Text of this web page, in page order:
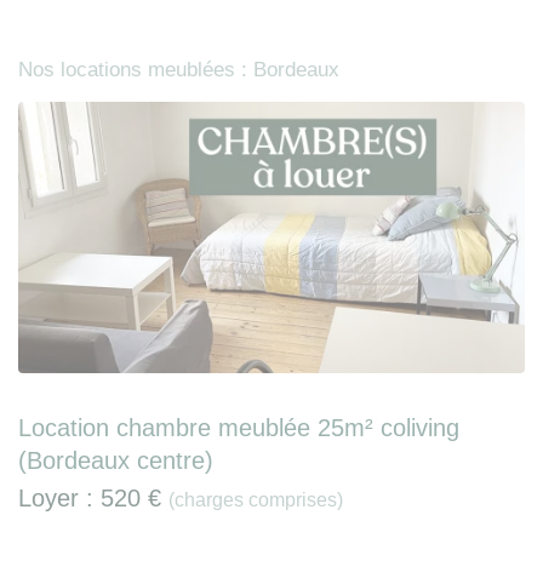
Nos locations meublées : Bordeaux
Location chambre meublée 25m² coliving
(Bordeaux centre)
Loyer : 520 € (charges comprises)